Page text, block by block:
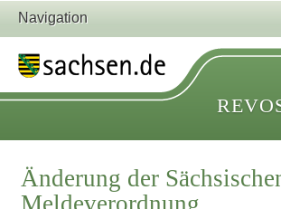
Navigation
Änderung der